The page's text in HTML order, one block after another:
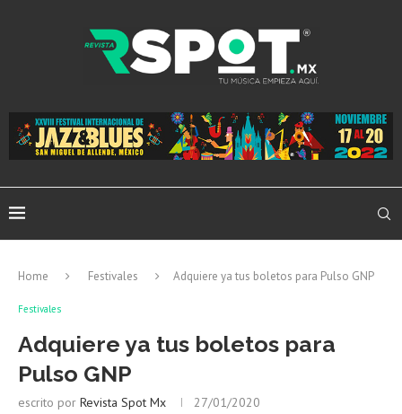
Home Festivales Adquiere ya tus boletos para Pulso GNP
Festivales
Adquiere ya tus boletos para
Pulso GNP
escrito por Revista Spot Mx 27/01/2020